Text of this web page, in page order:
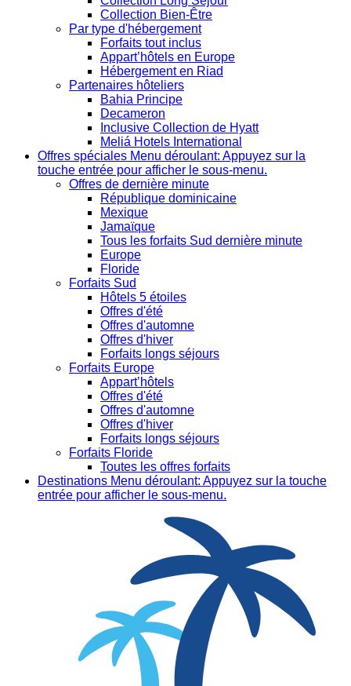
Collection Bien-Être
Par type d'hébergement
Forfaits tout inclus
Appart’hôtels en Europe
Hébergement en Riad
Partenaires hôteliers
Bahia Principe
Decameron
Inclusive Collection de Hyatt
Meliá Hotels International
Offres spéciales Menu déroulant: Appuyez sur la
touche entrée pour afficher le sous-menu.
Offres de dernière minute
République dominicaine
Mexique
Jamaïque
Tous les forfaits Sud dernière minute
Europe
Floride
Forfaits Sud
Hôtels 5 étoiles
Offres d'été
Offres d'automne
Offres d'hiver
Forfaits longs séjours
Forfaits Europe
Appart’hôtels
Offres d'été
Offres d'automne
Offres d'hiver
Forfaits longs séjours
Forfaits Floride
Toutes les offres forfaits
Destinations Menu déroulant: Appuyez sur la touche
entrée pour afficher le sous-menu.